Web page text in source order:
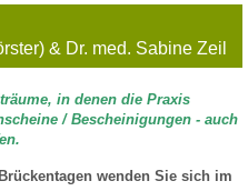
& Dr. med. Sabine Zeil
in denen die Praxis
/ Bescheinigungen - auch
wenden Sie sich im